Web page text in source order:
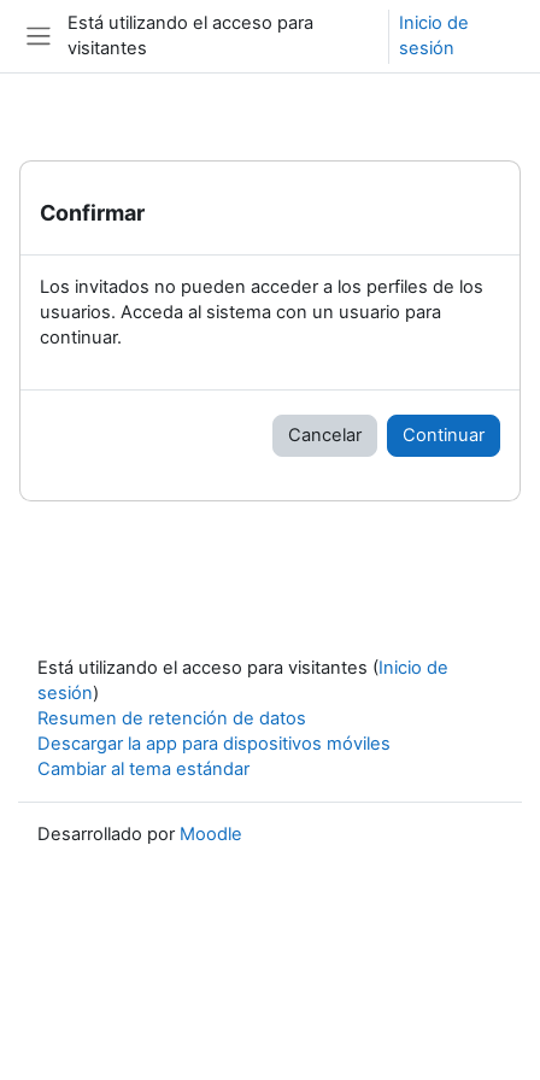
Salta al contenido principal
Panel lateral
Está utilizando el acceso para
visitantes
Inicio de
sesión
Confirmar
Los invitados no pueden acceder a los perfiles de los
usuarios. Acceda al sistema con un usuario para
continuar.
Cancelar Continuar
Está utilizando el acceso para visitantes (Inicio de
sesión)
Resumen de retención de datos
Descargar la app para dispositivos móviles
Cambiar al tema estándar
Desarrollado por Moodle